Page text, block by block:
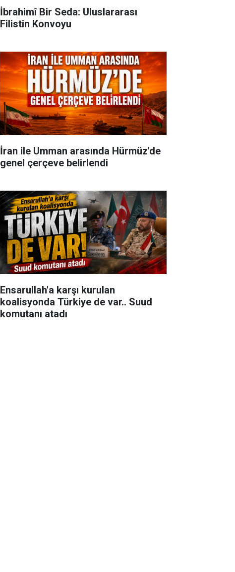
İbrahimî Bir Seda: Uluslararası
Filistin Konvoyu
İran ile Umman arasında Hürmüz'de
genel çerçeve belirlendi
Ensarullah'a karşı kurulan
koalisyonda Türkiye de var.. Suud
komutanı atadı